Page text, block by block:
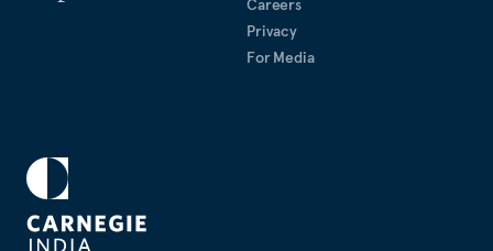
Careers
Privacy
For Media